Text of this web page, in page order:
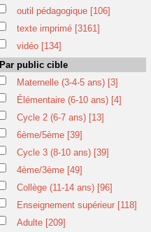
outil pédagogique [106]
texte imprimé [3161]
vidéo [134]
Par public cible
Maternelle (3-4-5 ans) [3]
Élémentaire (6-10 ans) [4]
Cycle 2 (6-7 ans) [13]
6ème/5ème [39]
Cycle 3 (8-10 ans) [39]
4ème/3ème [49]
Collège (11-14 ans) [96]
Enseignement supérieur [118]
Adulte [209]